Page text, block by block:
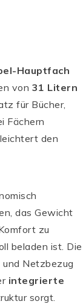
Hauptfach
von 31 Litern
für Bücher,
Fächern
den
das Gewicht
zu
beladen ist. Die
Netzbezug
integrierte
sorgt.